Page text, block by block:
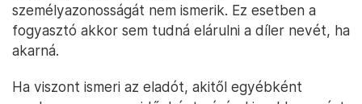
személyazonosságát nem ismerik. Ez esetben a
fogyasztó akkor sem tudná elárulni a díler nevét, ha
akarná.
Ha viszont ismeri az eladót, akitől egyébként